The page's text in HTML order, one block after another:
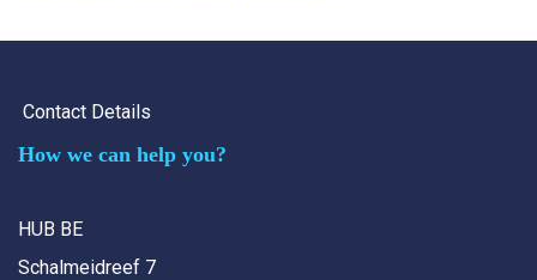
Contact Details
How we can help you?
HUB BE
Schalmeidreef 7